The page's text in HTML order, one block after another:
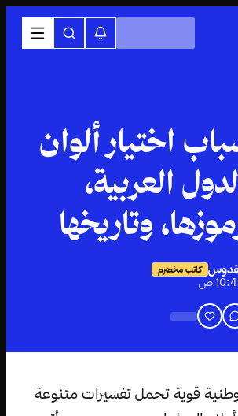
اختيار ألوان
العربية،
وتاريخها
كاتب مخضرم
وطنية قوية تحمل تفسيرات متنوعة